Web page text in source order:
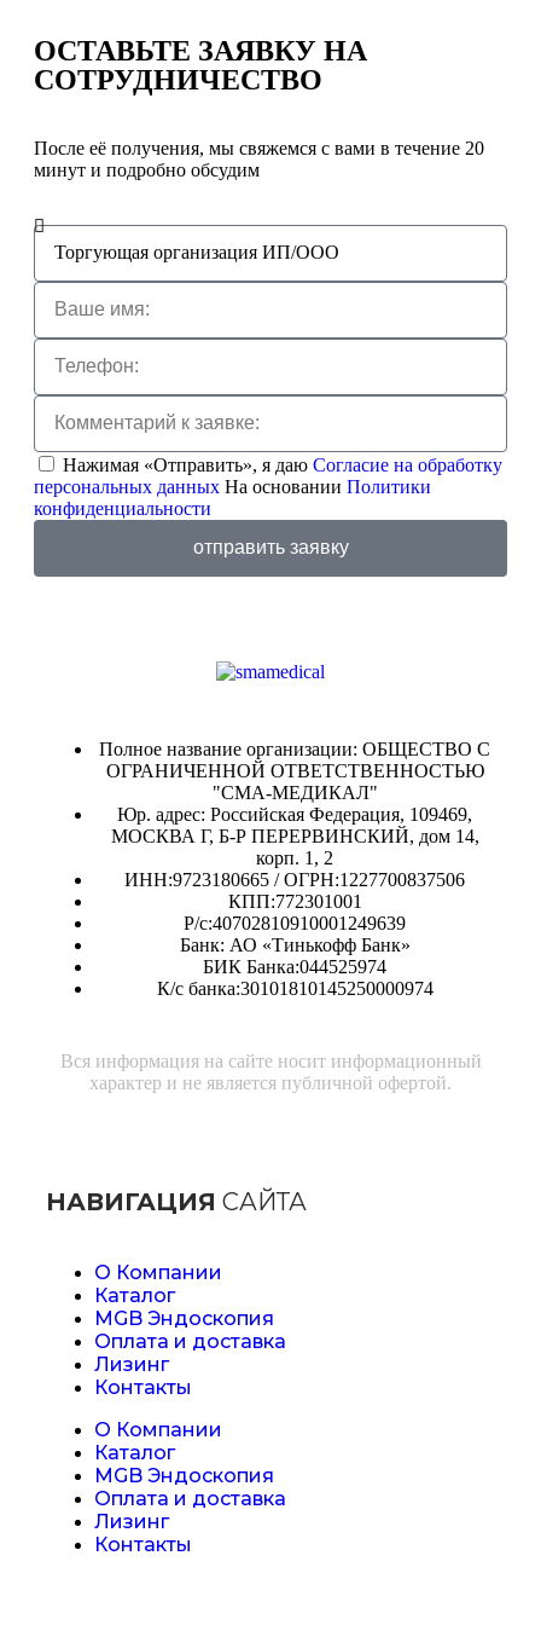
ОСТАВЬТЕ ЗАЯВКУ НА
СОТРУДНИЧЕСТВО
После её получения, мы свяжемся с вами в течение 20
минут и подробно обсудим
Нажимая «Отправить», я даю Согласие на обработку
персональных данных На основании Политики
конфиденциальности
отправить заявку
Полное название организации: ОБЩЕСТВО С
ОГРАНИЧЕННОЙ ОТВЕТСТВЕННОСТЬЮ
"СМА-МЕДИКАЛ"
Юр. адрес: Российская Федерация, 109469,
МОСКВА Г, Б-Р ПЕРЕРВИНСКИЙ, дом 14,
корп. 1, 2
ИНН:9723180665 / ОГРН:1227700837506
КПП:772301001
Р/с:40702810910001249639
Банк: АО «Тинькофф Банк»
БИК Банка:044525974
К/с банка:30101810145250000974
Вся информация на сайте носит информационный
характер и не является публичной офертой.
НАВИГАЦИЯ САЙТА
О Компании
Каталог
MGB Эндоскопия
Оплата и доставка
Лизинг
Контакты
О Компании
Каталог
MGB Эндоскопия
Оплата и доставка
Лизинг
Контакты